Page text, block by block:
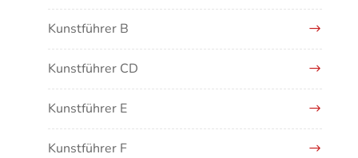
Kunstführer B
Kunstführer CD
Kunstführer E
Kunstführer F